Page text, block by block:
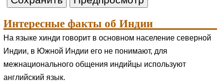
Интересные факты об Индии
На языке хинди говорит в основном население северной
Индии, в Южной Индии его не понимают, для
межнационального общения индийцы используют
английский язык.